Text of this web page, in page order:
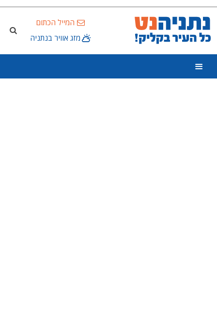
המייל הכתום
מזג אוויר בנתניה